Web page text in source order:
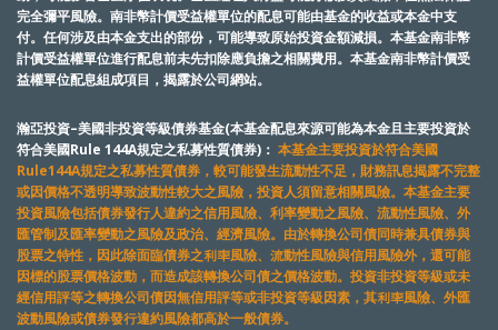
完全彌平風險。南非幣計價受益權單位的配息可能由基金的收益或本金中支
付。任何涉及由本金支出的部份，可能導致原始投資金額減損。本基金南非幣
計價受益權單位進行配息前未先扣除應負擔之相關費用。本基金南非幣計價受
益權單位配息組成項目，揭露於公司網站。
瀚亞投資–美國非投資等級債券基金(本基金配息來源可能為本金且主要投資於
符合美國Rule 144A規定之私募性質債券)： 本基金主要投資於符合美國
Rule144A規定之私募性質債券，較可能發生流動性不足，財務訊息揭露不完整
或因價格不透明導致波動性較大之風險，投資人須留意相關風險。本基金主要
投資風險包括債券發行人違約之信用風險、利率變動之風險、流動性風險、外
匯管制及匯率變動之風險及政治、經濟風險。由於轉換公司債同時兼具債券與
股票之特性，因此除面臨債券之利率風險、流動性風險與信用風險外，還可能
因標的股票價格波動，而造成該轉換公司債之價格波動。投資非投資等級或未
經信用評等之轉換公司債因無信用評等或非投資等級因素，其利率風險、外匯
波動風險或債券發行違約風險都高於一般債券。